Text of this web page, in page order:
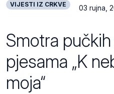
VIJESTI IZ CRKVE 03 rujna,
Smotra
pjesama „K
moja“